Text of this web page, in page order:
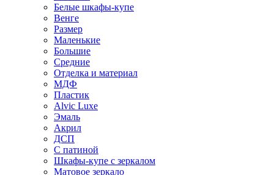
Белые шкафы-купе
Венге
Размер
Маленькие
Большие
Средние
Отделка и материал
МДФ
Пластик
Alvic Luxe
Эмаль
Акрил
ДСП
С патиной
Шкафы-купе с зеркалом
Матовое зеркало